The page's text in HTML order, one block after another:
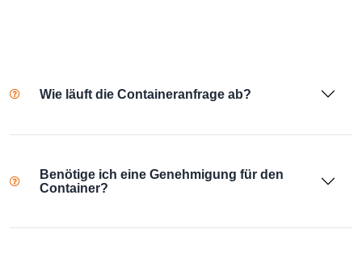
Wie läuft die Containeranfrage ab?
Benötige ich eine Genehmigung für den
Container?